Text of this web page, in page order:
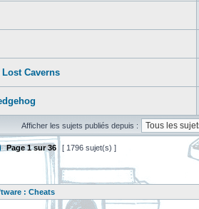
Caverns
Afficher les sujets publiés depuis :
Page1sur36 [ 1796 sujet(s) ]
: Cheats